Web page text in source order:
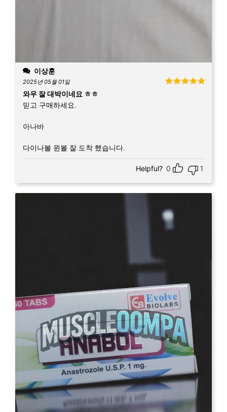
이상훈
2025년 05월 01일
와우 잘 대박이네요 ㅎㅎ
믿고 구매하세요.
아나바
다이나볼 윈볼 잘 도착 했습니다.
Helpful? 0 1